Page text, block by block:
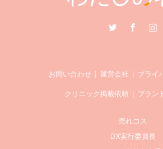
Instagram
お問い合わせ 運営会社 プライ
クリニック掲載依頼 ブラン
売れコス
DX実行委員長